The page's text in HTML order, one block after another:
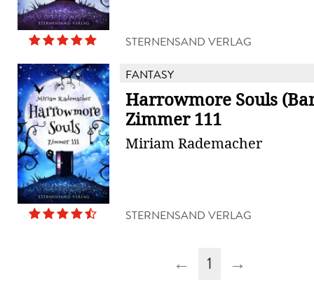
STERNENSAND VERLAG
FANTASY
Harrowmore Souls
Zimmer 111
Miriam Rademacher
STERNENSAND VERLAG
← 1 →